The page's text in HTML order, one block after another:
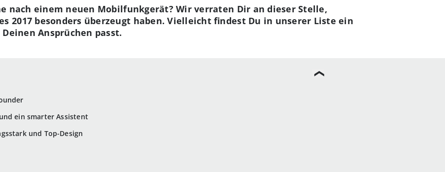
ein smarter Assistent
und Top-Design
nach einem neuen Mobilfunkgerät? Wir verraten Dir an dieser Stelle,
2017 besonders überzeugt haben. Vielleicht findest Du in unserer Liste ein
Ansprüchen passt.